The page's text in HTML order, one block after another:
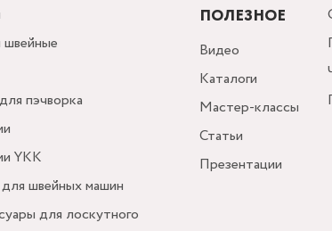
пэчворка
YKK
швейных машин
для лоскутного
ПОЛЕЗНОЕ
Видео
Каталоги
Мастер-классы
Статьи
Презентации